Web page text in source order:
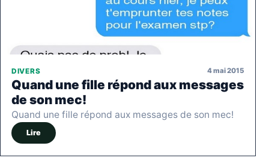
DIVERS 4 mai 2015
Quand une fille répond aux messages
de son mec!
Quand une fille répond aux messages de son mec!
Lire